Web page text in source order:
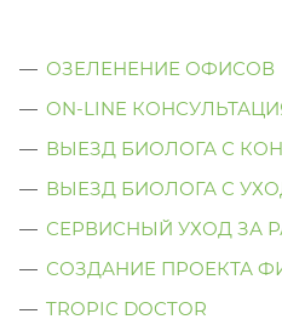
ОЗЕЛЕНЕНИЕ ОФИСОВ
ON-LINE
ВЫЕЗД БИОЛОГА С
ВЫЕЗД БИОЛОГА C
СЕРВИСНЫЙ УХОД ЗА
СОЗДАНИЕ ПРОЕКТА
TROPIC DOCTOR